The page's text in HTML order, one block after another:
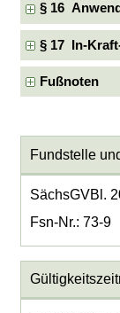
§ 16
§ 17 In-
Fußnoten
Fundstelle
SächsGVBl.
Fsn-Nr.: 73-9